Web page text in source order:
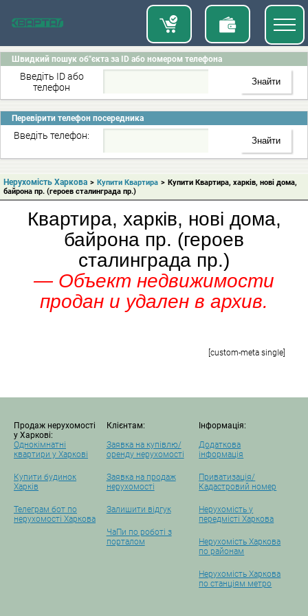
Швидкий пошук об"єкта за ID або номером телефона
Введіть ID або
телефон
Перевірити телефон посередника
Введіть телефон:
Нерухомість Харкова > Купити Квартира > Купити Квартира, харків, нові дома,
байрона пр. (героев сталинграда пр.)
Квартира, харків, нові дома,
байрона пр. (героев
сталинграда пр.)
— Объект недвижимости
продан и удален в архив.
[custom-meta single]
Продаж нерухомості
у Харкові:
Однокімнатні
квартири у Харкові
Купити будинок
Харків
Телеграм бот по
нерухомості Харкова
Клієнтам:
Заявка на купівлю/
оренду нерухомості
Заявка на продаж
нерухомості
Залишити відгук
ЧаПи по роботі з
порталом
Інформація:
Додаткова
інформація
Приватизація/
Кадастровий номер
Нерухомість у
передмісті Харкова
Нерухомість Харкова
по районам
Нерухомість Харкова
по станціям метро